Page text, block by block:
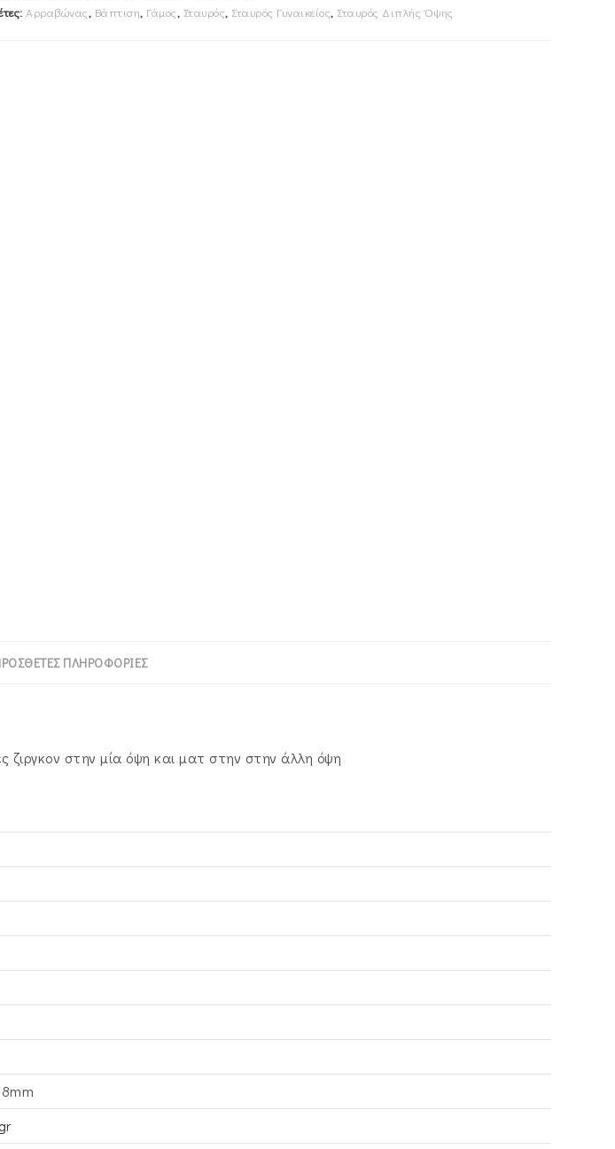
Αρραβώνας, Βάπτιση, Γάμος, Σταυρός, Σταυρός Γυναικείος, Σταυρός Διπλής Όψης
ΠΛΗΡΟΦΟΡΊΕΣ
ζιργκον στην μία όψη και ματ στην στην άλλη όψη